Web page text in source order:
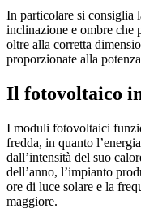
In particolare si consiglia
inclinazione e ombre che
oltre alla corretta
proporzionate alla
Il fotovoltaico
I moduli fotovoltaici
fredda, in quanto
dall’intensità del suo
dell’anno, l’impianto
ore di luce solare e la
maggiore.